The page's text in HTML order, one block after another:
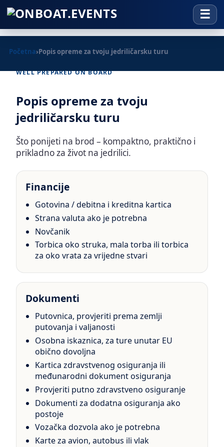
Početna›Popis opreme za tvoju jedriličarsku turu
WELL PREPARED ON BOARD
Popis opreme za tvoju
jedriličarsku turu
Što ponijeti na brod – kompaktno, praktično i
prikladno za život na jedrilici.
Financije
Gotovina / debitna i kreditna kartica
Strana valuta ako je potrebna
Novčanik
Torbica oko struka, mala torba ili torbica
za oko vrata za vrijedne stvari
Dokumenti
Putovnica, provjeriti prema zemlji
putovanja i valjanosti
Osobna iskaznica, za ture unutar EU
obično dovoljna
Kartica zdravstvenog osiguranja ili
međunarodni dokument osiguranja
Provjeriti putno zdravstveno osiguranje
Dokumenti za dodatna osiguranja ako
postoje
Vozačka dozvola ako je potrebna
Karte za avion, autobus ili vlak